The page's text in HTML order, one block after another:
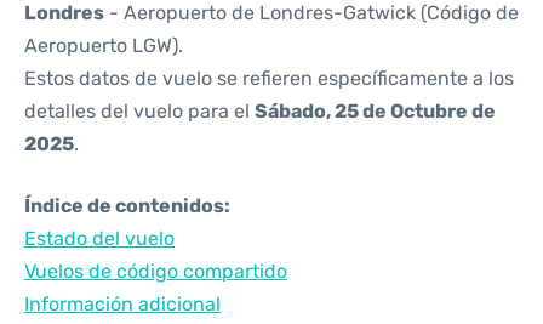
Londres - Aeropuerto de Londres-Gatwick (Código de
Aeropuerto LGW).
Estos datos de vuelo se refieren específicamente a los
detalles del vuelo para el Sábado, 25 de Octubre de
2025.
Índice de contenidos:
Estado del vuelo
Vuelos de código compartido
Información adicional